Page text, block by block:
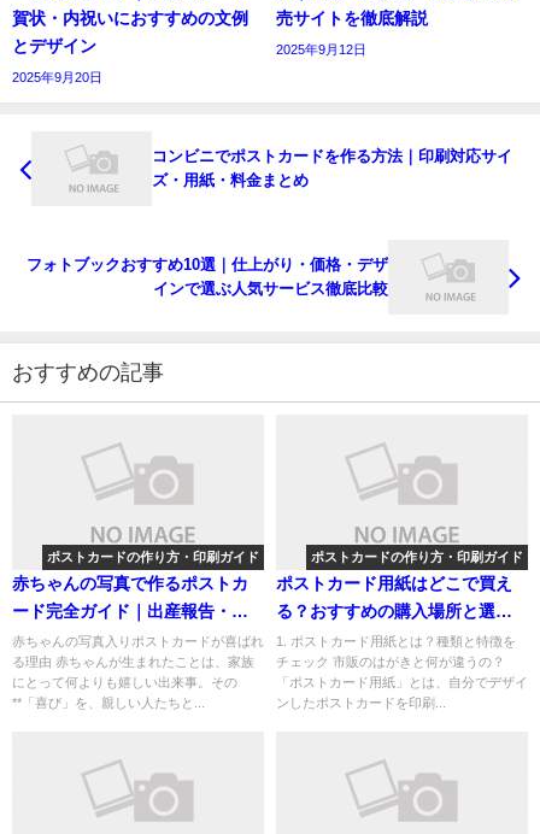
賀状・内祝いにおすすめの文例
とデザイン
2025年9月20日
売サイトを徹底解説
2025年9月12日
コンビニでポストカードを作る方法｜印刷対応サイ
ズ・用紙・料金まとめ
フォトブックおすすめ10選｜仕上がり・価格・デザ
インで選ぶ人気サービス徹底比較
おすすめの記事
ポストカードの作り方・印刷ガイド
赤ちゃんの写真で作るポストカ
ード完全ガイド｜出産報告・年
賀状・内祝いにおすすめの文例
とデザイン
赤ちゃんの写真入りポストカードが喜ばれ
る理由 赤ちゃんが生まれたことは、家族
にとって何よりも嬉しい出来事。その
**「喜び」を、親しい人たちと...
ポストカードの作り方・印刷ガイド
ポストカード用紙はどこで買え
る？おすすめの購入場所と選び
方ガイド
1. ポストカード用紙とは？種類と特徴を
チェック 市販のはがきと何が違うの？
「ポストカード用紙」とは、自分でデザイ
ンしたポストカードを印刷...